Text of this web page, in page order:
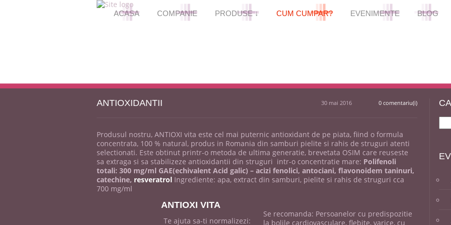
+
+
+
ACASA +
+
+
COMPANIE +
+
+
PRODUSE ↓ +
+
+
CUM CUMPAR? +
+
+
EVENIMENTE +
+
+
BLOG
ANTIOXIDANTII 30 mai 2016 0 comentariu(i)
Produsul nostru, ANTIOXI vita este cel mai puternic antioxidant de pe piata, fiind o formula
concentrata, 100 % natural, produs in Romania din samburi pielite si rahis de struguri atenti
selectionati. Este obtinut printr-o metoda de ultima generatie, brevetata OSIM care reuseste
sa extraga si sa stabilizeze antioxidantii din struguri intr-o concentratie mare: Polifenoli
totali: 300 mg/ml GAE(echivalent Acid galic) – acizi fenolici, antociani, flavonoidem taninuri,
catechine, resveratrol Ingrediente: apa, extract din samburi, pielite si rahis de struguri cca
700 mg/ml
ANTIOXI VITA
Te ajuta sa-ti normalizezi:
Se recomanda: Persoanelor cu predispozitie
la bolile cardiovasculare, flebite, varice, cu